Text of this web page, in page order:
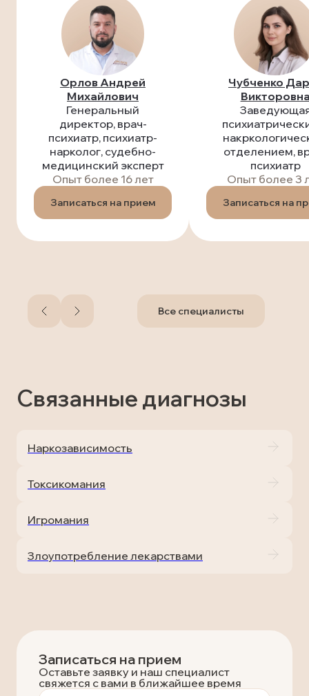
Орлов Андрей
Михайлович
Генеральный
директор, врач-
психиатр, психиатр-
нарколог, судебно-
медицинский эксперт
Опыт более 16 лет
Записаться на прием
Чубченко
отделением,
психиатр
Опыт более 3
Записаться на
Все специалисты
Связанные диагнозы
Наркозависимость
Токсикомания
Игромания
Злоупотребление лекарствами
Записаться на прием
Оставьте заявку и наш специалист
свяжется с вами в ближайшее время